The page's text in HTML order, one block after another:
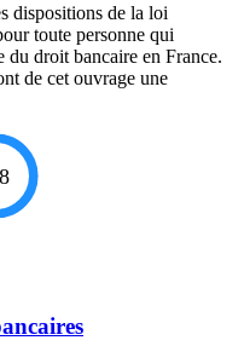
dispositions de la loi
toute personne qui
du droit bancaire en France.
de cet ouvrage une